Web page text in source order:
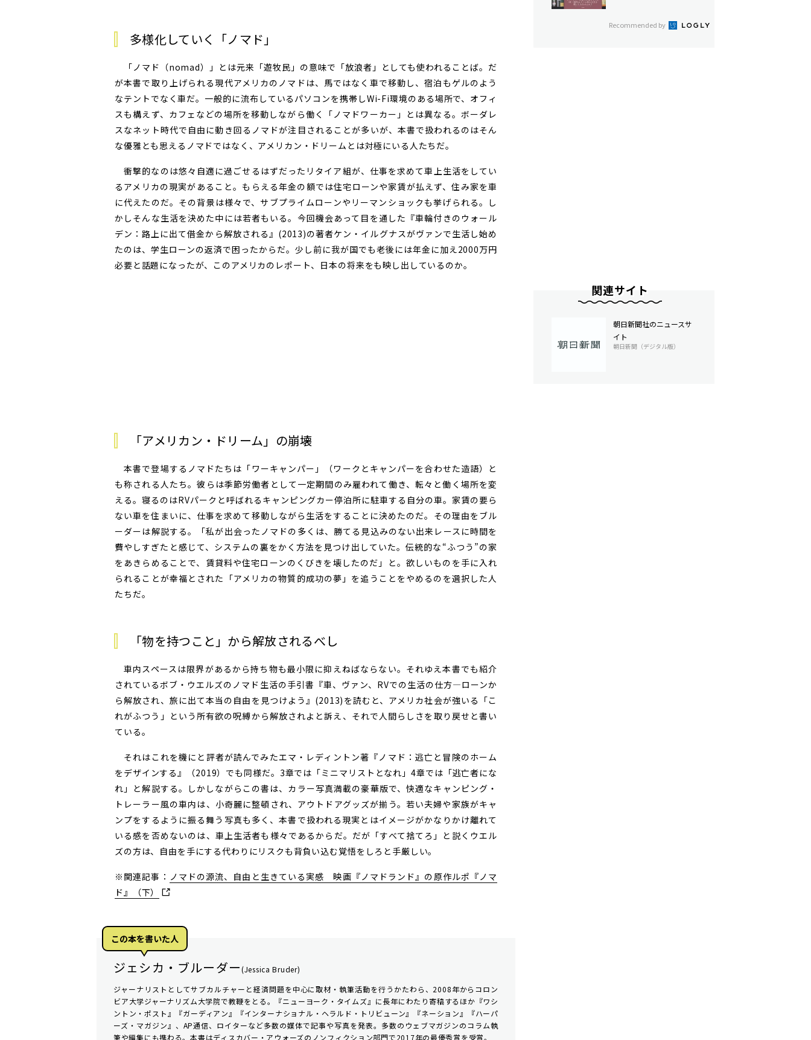
多様化していく「ノマド」
「ノマド（nomad）」とは元来「遊牧民」の意味で「放浪者」としても使われることば。だ
が本書で取り上げられる現代アメリカのノマドは、馬ではなく車で移動し、宿泊もゲルのよう
なテントでなく車だ。一般的に流布しているパソコンを携帯しWi-Fi環境のある場所で、オフィ
スも構えず、カフェなどの場所を移動しながら働く「ノマドワーカー」とは異なる。ボーダレ
スなネット時代で自由に動き回るノマドが注目されることが多いが、本書で扱われるのはそん
な優雅とも思えるノマドではなく、アメリカン・ドリームとは対極にいる人たちだ。
衝撃的なのは悠々自適に過ごせるはずだったリタイア組が、仕事を求めて車上生活をしてい
るアメリカの現実があること。もらえる年金の額では住宅ローンや家賃が払えず、住み家を車
に代えたのだ。その背景は様々で、サブプライムローンやリーマンショックも挙げられる。し
かしそんな生活を決めた中には若者もいる。今回機会あって目を通した『車輪付きのウォール
デン：路上に出て借金から解放される』(2013)の著者ケン・イルグナスがヴァンで生活し始め
たのは、学生ローンの返済で困ったからだ。少し前に我が国でも老後には年金に加え2000万円
必要と話題になったが、このアメリカのレポート、日本の将来をも映し出しているのか。
「アメリカン・ドリーム」の崩壊
本書で登場するノマドたちは「ワーキャンパー」（ワークとキャンパーを合わせた造語）と
も称される人たち。彼らは季節労働者として一定期間のみ雇われて働き、転々と働く場所を変
える。寝るのはRVパークと呼ばれるキャンピングカー停泊所に駐車する自分の車。家賃の要ら
ない車を住まいに、仕事を求めて移動しながら生活をすることに決めたのだ。その理由をブル
ーダーは解説する。「私が出会ったノマドの多くは、勝てる見込みのない出来レースに時間を
費やしすぎたと感じて、システムの裏をかく方法を見つけ出していた。伝統的な“ふつう”の家
をあきらめることで、賃貸料や住宅ローンのくびきを壊したのだ」と。欲しいものを手に入れ
られることが幸福とされた「アメリカの物質的成功の夢」を追うことをやめるのを選択した人
たちだ。
「物を持つこと」から解放されるべし
車内スペースは限界があるから持ち物も最小限に抑えねばならない。それゆえ本書でも紹介
されているボブ・ウエルズのノマド生活の手引書『車、ヴァン、RVでの生活の仕方―ローンか
ら解放され、旅に出て本当の自由を見つけよう』(2013)を読むと、アメリカ社会が強いる「こ
れがふつう」という所有欲の呪縛から解放されよと訴え、それで人間らしさを取り戻せと書い
ている。
それはこれを機にと評者が読んでみたエマ・レディントン著『ノマド：逃亡と冒険のホーム
をデザインする』（2019）でも同様だ。3章では「ミニマリストとなれ」4章では「逃亡者にな
れ」と解説する。しかしながらこの書は、カラー写真満載の豪華版で、快適なキャンピング・
トレーラー風の車内は、小奇麗に整頓され、アウトドアグッズが揃う。若い夫婦や家族がキャ
ンプをするように振る舞う写真も多く、本書で扱われる現実とはイメージがかなりかけ離れて
いる感を否めないのは、車上生活者も様々であるからだ。だが「すべて捨てろ」と説くウエル
ズの方は、自由を手にする代わりにリスクも背負い込む覚悟をしろと手厳しい。
※関連記事： ノマドの源流、自由と生きている実感 映画『ノマドランド』の原作ルポ『ノマ
ド』（下）
この本を書いた人
ジェシカ・ブルーダー(Jessica Bruder)
ジャーナリストとしてサブカルチャーと経済問題を中心に取材・執筆活動を行うかたわら、2008年からコロン
ビア大学ジャーナリズム大学院で教鞭をとる。『ニューヨーク・タイムズ』に長年にわたり寄稿するほか『ワシ
ントン・ポスト』『ガーディアン』『インターナショナル・ヘラルド・トリビューン』『ネーション』『ハーパ
ーズ・マガジン』、AP通信、ロイターなど多数の媒体で記事や写真を発表。多数のウェブマガジンのコラム執
筆や編集にも携わる。本書はディスカバー・アウォーズのノンフィクション部門で2017年の最優秀賞を受賞。
Recommended by
関連サイト
朝日新聞社のニュースサ
イト
朝日新聞（デジタル版）